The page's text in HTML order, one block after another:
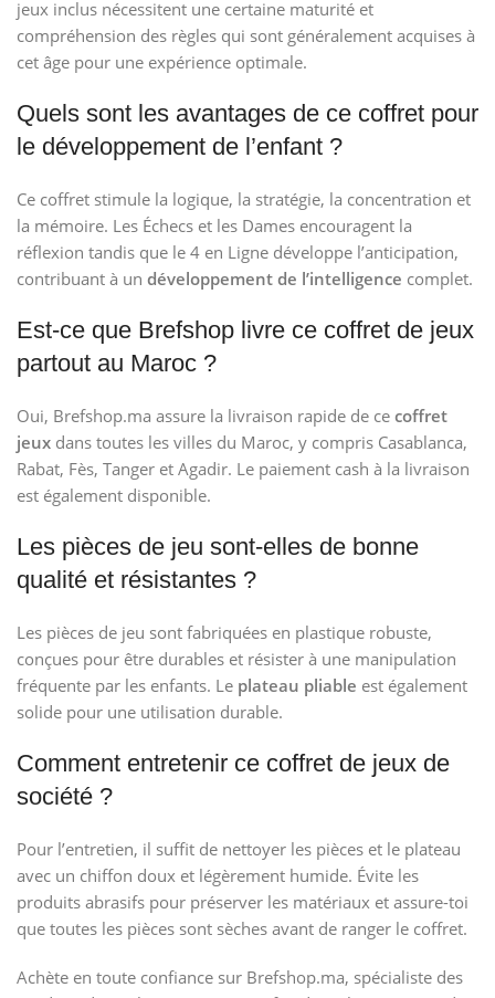
jeux inclus nécessitent une certaine maturité et
compréhension des règles qui sont généralement acquises à
cet âge pour une expérience optimale.
Quels sont les avantages de ce coffret pour
le développement de l’enfant ?
Ce coffret stimule la logique, la stratégie, la concentration et
la mémoire. Les Échecs et les Dames encouragent la
réflexion tandis que le 4 en Ligne développe l’anticipation,
contribuant à un développement de l’intelligence complet.
Est-ce que Brefshop livre ce coffret de jeux
partout au Maroc ?
Oui, Brefshop.ma assure la livraison rapide de ce coffret
jeux dans toutes les villes du Maroc, y compris Casablanca,
Rabat, Fès, Tanger et Agadir. Le paiement cash à la livraison
est également disponible.
Les pièces de jeu sont-elles de bonne
qualité et résistantes ?
Les pièces de jeu sont fabriquées en plastique robuste,
conçues pour être durables et résister à une manipulation
fréquente par les enfants. Le plateau pliable est également
solide pour une utilisation durable.
Comment entretenir ce coffret de jeux de
société ?
Pour l’entretien, il suffit de nettoyer les pièces et le plateau
avec un chiffon doux et légèrement humide. Évite les
produits abrasifs pour préserver les matériaux et assure-toi
que toutes les pièces sont sèches avant de ranger le coffret.
Achète en toute confiance sur Brefshop.ma, spécialiste des